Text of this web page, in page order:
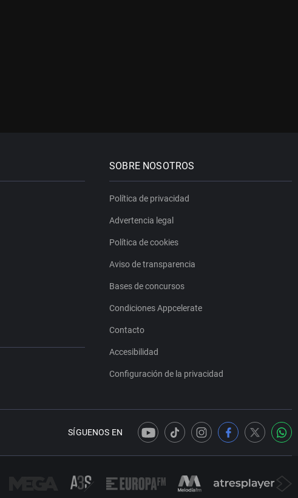
SOBRE NOSOTROS
Política de privacidad
Advertencia legal
Política de cookies
Aviso de transparencia
Bases de concursos
Condiciones Appcelerate
Contacto
Accesibilidad
Configuración de la privacidad
SÍGUENOS EN